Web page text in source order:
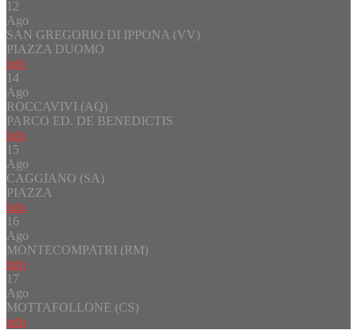
12
Ago
SAN GREGORIO DI IPPONA (VV)
PIAZZA DUOMO
info
14
Ago
ROCCAVIVI (AQ)
PARCO ED. DE BENEDICTIS
info
15
Ago
CAGGIANO (SA)
PIAZZA
info
16
Ago
MONTECOMPATRI (RM)
info
17
Ago
MOTTAFOLLONE (CS)
info